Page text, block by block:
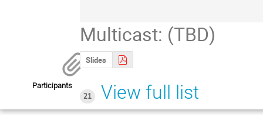
Multicast: (TBD)
Slides
Participants
21
View full list